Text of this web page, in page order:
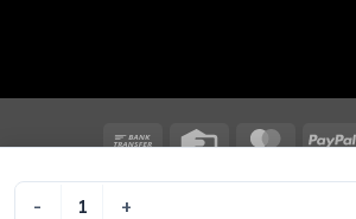
Bank
Credit
melocare GmbH - Online Shop |